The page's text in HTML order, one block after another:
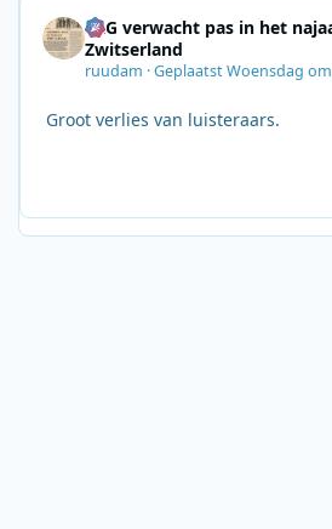
SRG verwacht pas in het
Zwitserland
ruudam ·GeplaatstWoensdag
Groot verlies van luisteraars.